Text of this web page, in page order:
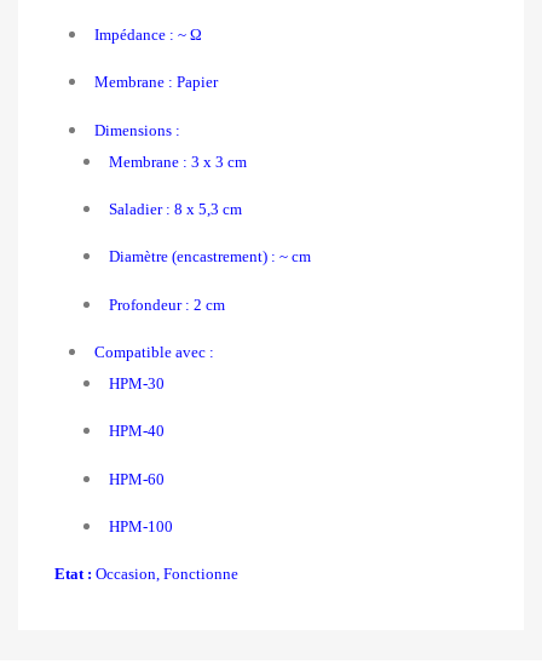
Impédance : ~ Ω
Membrane : Papier
Dimensions :
Membrane : 3 x 3 cm
Saladier : 8 x 5,3 cm
Diamètre (encastrement) : ~ cm
Profondeur : 2 cm
Compatible avec :
HPM-30
HPM-40
HPM-60
HPM-100
Etat : Occasion, Fonctionne